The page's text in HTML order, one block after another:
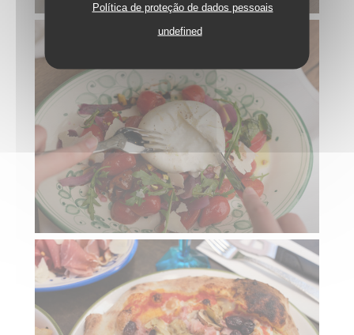
Política de proteção de dados pessoais
undefined